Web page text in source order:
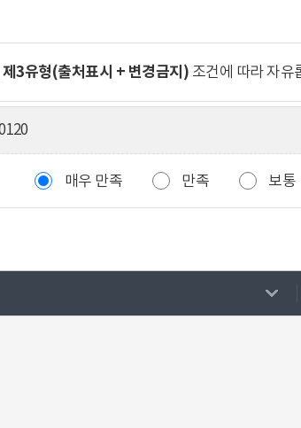
3유형(출처표시 + 변경금지) 조건에 따라 자유
매우 만족 만족 보통